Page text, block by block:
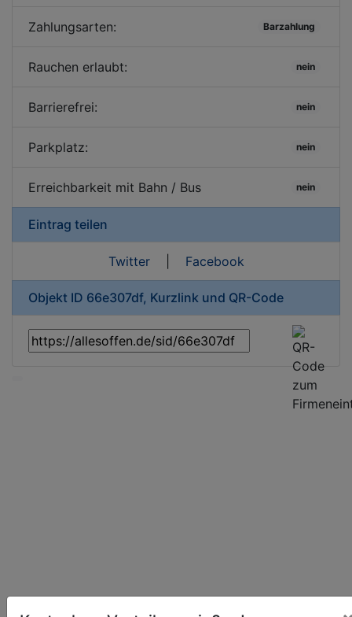
Zahlungsarten: Barzahlung
Rauchen erlaubt: nein
Barrierefrei: nein
Parkplatz: nein
Erreichbarkeit mit Bahn / Bus nein
Eintrag teilen
Twitter| Facebook
Objekt ID 66e307df, Kurzlink und QR-Code